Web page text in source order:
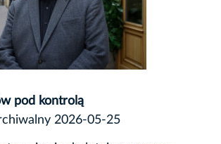
pod kontrolą
2026-05-25